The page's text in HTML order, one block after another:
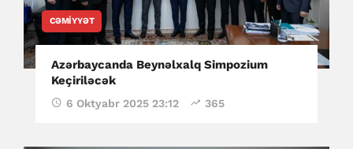
CƏMIYYƏT
Azərbaycanda Beynəlxalq Simpozium
Keçiriləcək
6 Oktyabr 2025 23:12 365